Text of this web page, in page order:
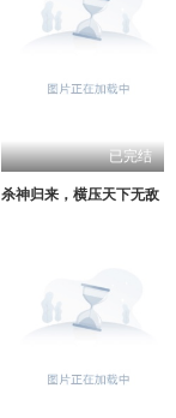
已完结
杀神归来，横压天下无敌